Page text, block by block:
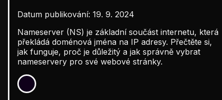
Datum publikování: 19. 9. 2024
Nameserver (NS) je základní součást internetu, která
překládá doménová jména na IP adresy. Přečtěte si,
jak funguje, proč je důležitý a jak správně vybrat
nameservery pro své webové stránky.